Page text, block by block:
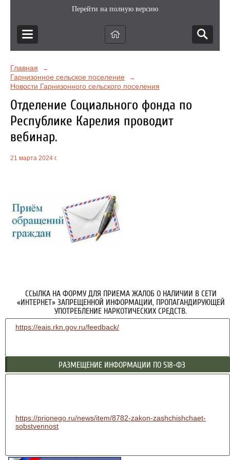
Перейти на полную версию
Главная →
Гарнизонное сельское поселение →
Новости Гарнизонного сельского поселения
Отделение Социального фонда по
Республике Карелия проводит
вебинар.
21 марта 2024 г.
ССЫЛКА НА ФОРМУ ДЛЯ ПРИЕМА ЖАЛОБ О НАЛИЧИИ В СЕТИ
«ИНТЕРНЕТ» ЗАПРЕЩЕННОЙ ИНФОРМАЦИИ, ПРОПАГАНДИРУЮЩЕЙ
УПОТРЕБЛЕНИЕ НАРКОТИЧЕСКИХ СРЕДСТВ.
https://eais.rkn.gov.ru/feedback/
РАЗМЕЩЕНИЕ ИНФОРМАЦИИ ПО 518-ФЗ
https://prionego.ru/news/item/8782-zakon-zashchishchaet-
sobstvennost